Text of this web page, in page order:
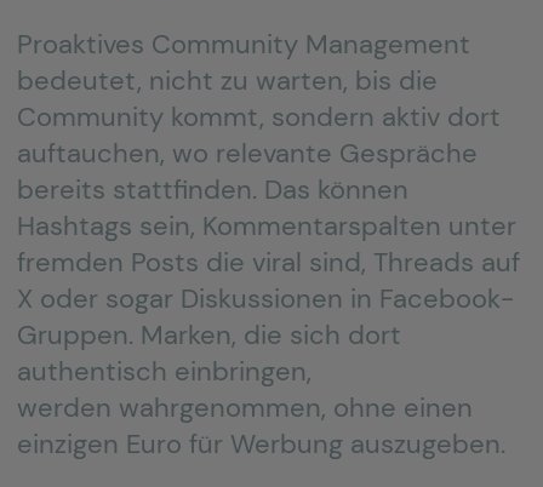
Proaktives Community Management
bedeutet, nicht zu warten, bis die
Community kommt, sondern aktiv dort
auftauchen, wo relevante Gespräche
bereits stattfinden. Das können
Hashtags sein, Kommentarspalten unter
fremden Posts die viral sind, Threads auf
X oder sogar Diskussionen in Facebook-
Gruppen. Marken, die sich dort
authentisch einbringen,
werden wahrgenommen, ohne einen
einzigen Euro für Werbung auszugeben.